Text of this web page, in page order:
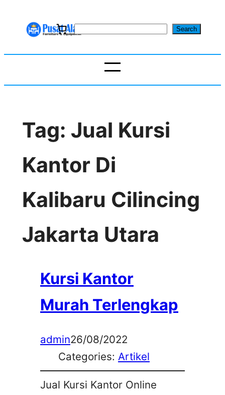
S
r
Search
Tag: Jual Kursi
Kantor Di
Kalibaru Cilincing
Jakarta Utara
Kursi Kantor
Murah Terlengkap
admin26/08/2022
Categories: Artikel
Jual Kursi Kantor Online